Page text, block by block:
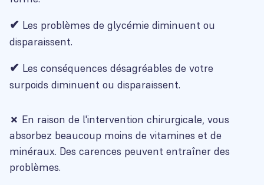
✔ Les problèmes de glycémie diminuent ou
disparaissent.
✔ Les conséquences désagréables de votre
surpoids diminuent ou disparaissent.
✗ En raison de l'intervention chirurgicale, vous
absorbez beaucoup moins de vitamines et de
minéraux. Des carences peuvent entraîner des
problèmes.